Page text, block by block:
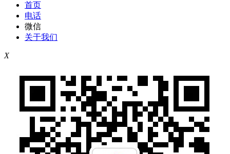
首页
电话
微信
关于我们
X